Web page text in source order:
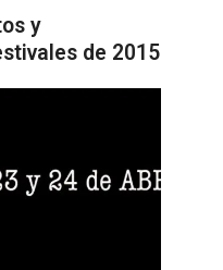
y
de 2015